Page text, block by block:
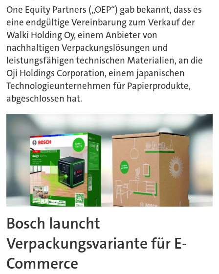
One Equity Partners („OEP“) gab bekannt, dass es
eine endgültige Vereinbarung zum Verkauf der
Walki Holding Oy, einem Anbieter von
nachhaltigen Verpackungslösungen und
leistungsfähigen technischen Materialien, an die
Oji Holdings Corporation, einem japanischen
Technologieunternehmen für Papierprodukte,
abgeschlossen hat.
Bosch launcht
Verpackungsvariante für E-
Commerce